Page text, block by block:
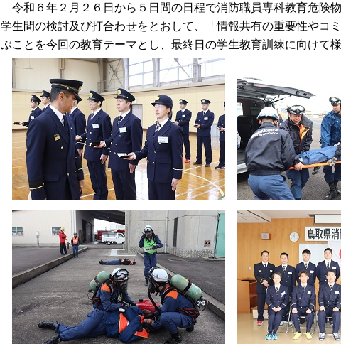
令和６年２月２６日から５日間の日程で消防職員専科教育危険
学生間の検討及び打合わせをとおして、「情報共有の重要性やコ
ぶことを今回の教育テーマとし、最終日の学生教育訓練に向けて